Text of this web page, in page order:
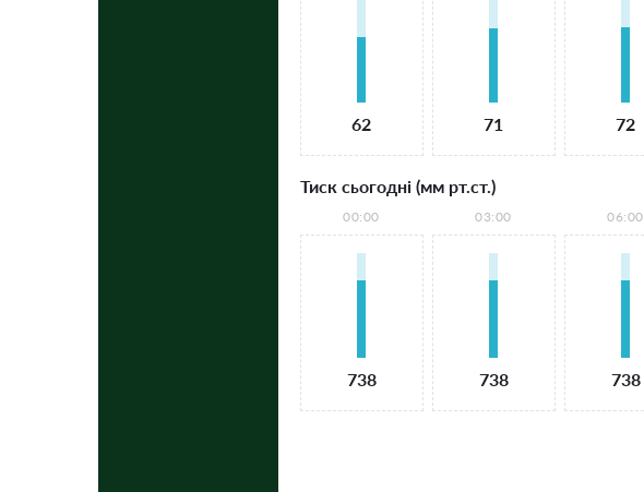
62 71 72
Тиск сьогодні (мм рт.ст.)
00:00
738
03:00
738
06:00
738